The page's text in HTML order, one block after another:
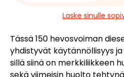
Laske sinulle
Tässä 150 hevosvoiman
yhdistyvät käytännöllisyys
sillä siinä on merkkiliikkeen